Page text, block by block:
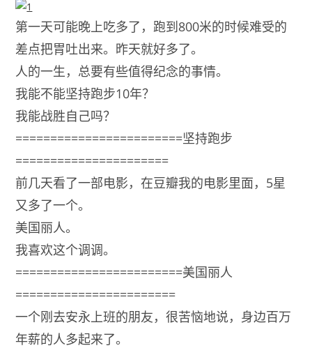
第一天可能晚上吃多了，跑到800米的时候难受的
差点把胃吐出来。昨天就好多了。
人的一生，总要有些值得纪念的事情。
我能不能坚持跑步10年？
我能战胜自己吗？
========================坚持跑步
======================
前几天看了一部电影，在豆瓣我的电影里面，5星
又多了一个。
美国丽人。
我喜欢这个调调。
========================美国丽人
=======================
一个刚去安永上班的朋友，很苦恼地说，身边百万
年薪的人多起来了。